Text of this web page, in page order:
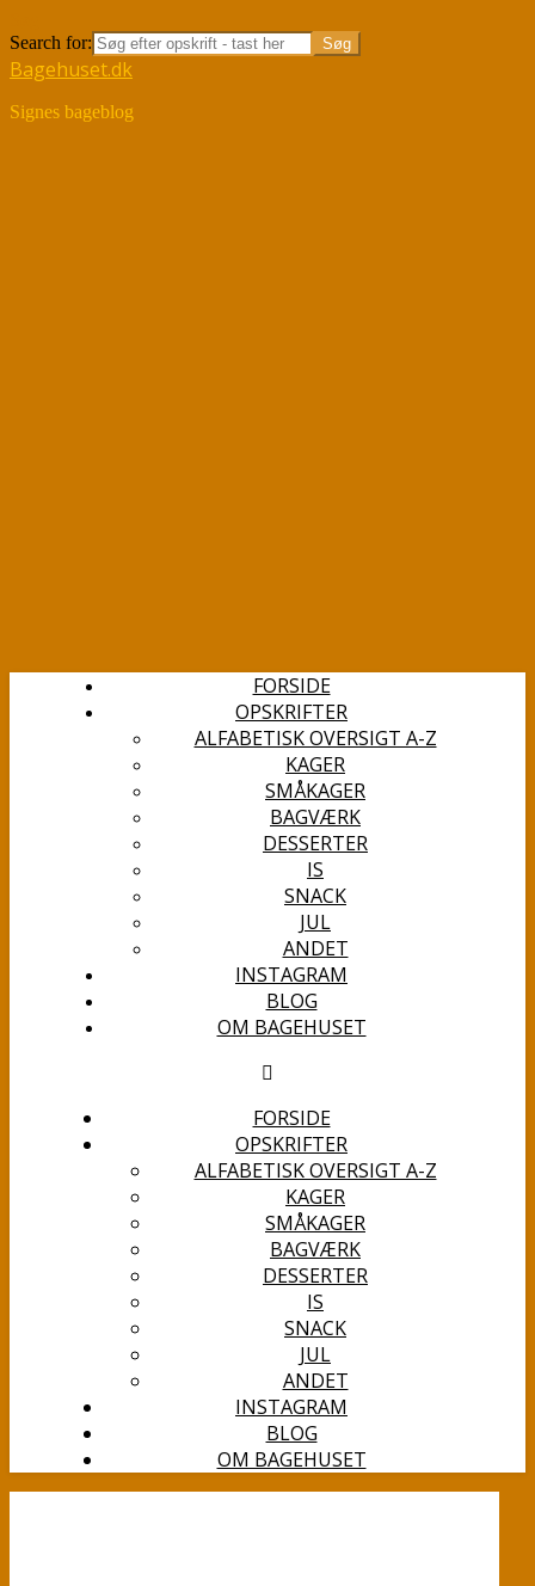
Search for:
Bagehuset.dk
Signes bageblog
FORSIDE
OPSKRIFTER
ALFABETISK OVERSIGT A-Z
KAGER
SMÅKAGER
BAGVÆRK
DESSERTER
IS
SNACK
JUL
ANDET
INSTAGRAM
BLOG
OM BAGEHUSET
FORSIDE
OPSKRIFTER
ALFABETISK OVERSIGT A-Z
KAGER
SMÅKAGER
BAGVÆRK
DESSERTER
IS
SNACK
JUL
ANDET
INSTAGRAM
BLOG
OM BAGEHUSET